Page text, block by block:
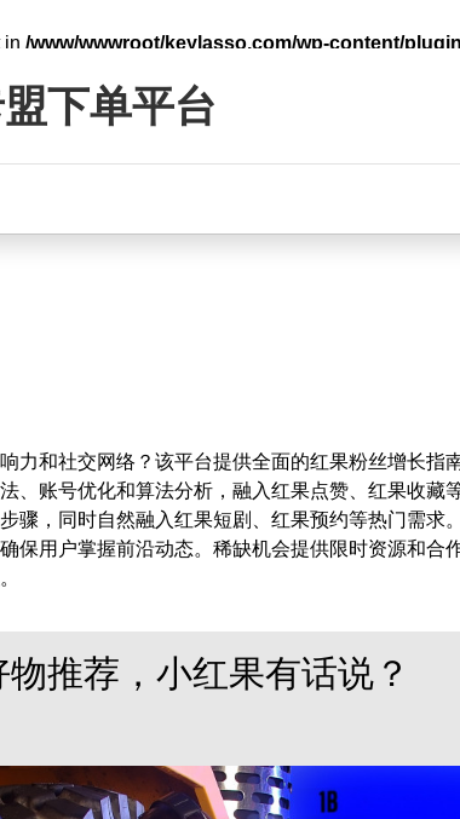
in /www/wwwroot/keylasso.com/wp-content/
下单平台
力和社交网络？该平台提供全面的红果粉丝增长指
、账号优化和算法分析，融入红果点赞、红果收藏
骤，同时自然融入红果短剧、红果预约等热门需求
保用户掌握前沿动态。稀缺机会提供限时资源和合
推荐，小红果有话说？